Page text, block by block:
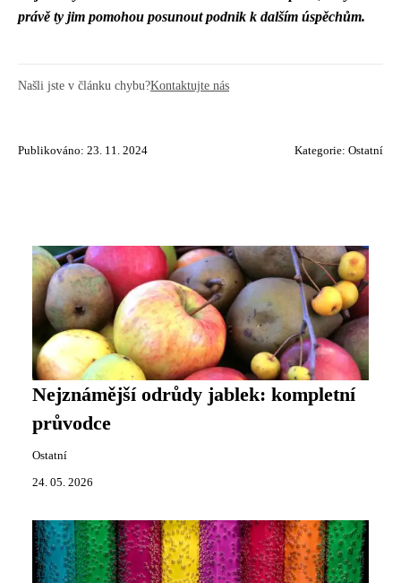
právě ty jim pomohou posunout podnik k dalším úspěchům.
Našli jste v článku chybu?Kontaktujte nás
Publikováno: 23. 11. 2024 Kategorie: Ostatní
Nejznámější odrůdy jablek: kompletní
průvodce
Ostatní
24. 05. 2026